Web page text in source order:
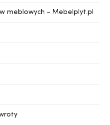
meblowych - Mebelplyt.pl